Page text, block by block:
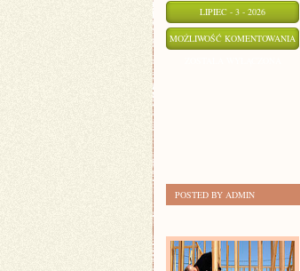
LIPIEC - 3 - 2026
MOŻLIWOŚĆ KOMENTOWANIA
POSTED BY ADMIN